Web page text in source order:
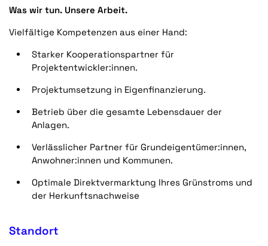
Was wir tun. Unsere Arbeit.
Vielfältige Kompetenzen aus einer Hand:
Starker Kooperationspartner für
Projektentwickler:innen.
Projektumsetzung in Eigenfinanzierung.
Betrieb über die gesamte Lebensdauer der
Anlagen.
Verlässlicher Partner für Grundeigentümer:innen,
Anwohner:innen und Kommunen.
Optimale Direktvermarktung Ihres Grünstroms und
der Herkunftsnachweise
Standort